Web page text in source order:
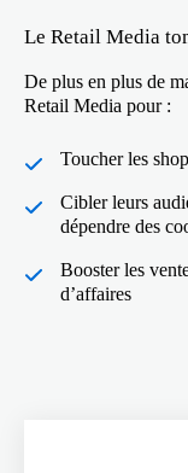
Le Retail Media
De plus en plus de
Retail Media pour :
Toucher les
Cibler leurs
dépendre des
Booster les
d’affaires